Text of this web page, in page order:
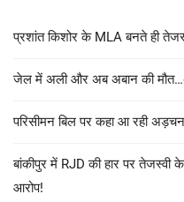
प्रशांत किशोर के MLA बनते ही
जेल में अली और अब अबान की
परिसीमन बिल पर कहा आ रही
बांकीपुर में RJD की हार पर तेजस्वी
आरोप!